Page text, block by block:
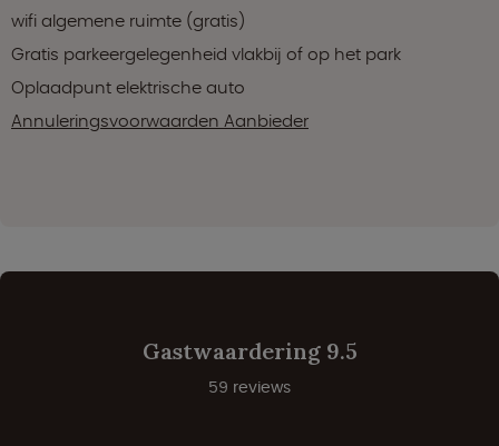
wifi algemene ruimte (gratis)
Gratis parkeergelegenheid vlakbij of op het park
Oplaadpunt elektrische auto
Annuleringsvoorwaarden Aanbieder
Gastwaardering 9.5
59 reviews